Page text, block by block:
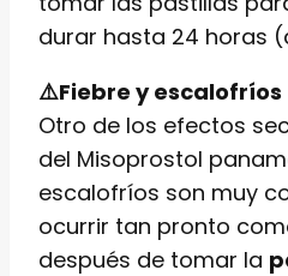
durar hasta 24 horas
⚠️Fiebre y escalofríos
Otro de los efectos
del Misoprostol
escalofríos son muy
ocurrir tan pronto
después de tomar la